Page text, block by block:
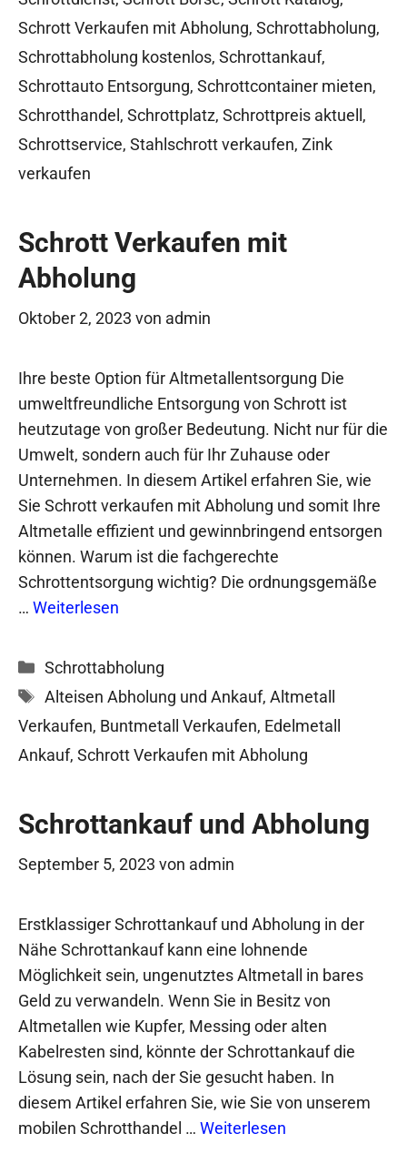
Schrott Verkaufen mit Abholung, Schrottabholung,
Schrottabholung kostenlos, Schrottankauf,
Schrottauto Entsorgung, Schrottcontainer mieten,
Schrotthandel , Schrottplatz, Schrottpreis aktuell ,
Schrottservice, Stahlschrott verkaufen, Zink
verkaufen
Schrott Verkaufen mit
Abholung
Oktober 2, 2023 von admin
Ihre beste Option für Altmetallentsorgung Die
umweltfreundliche Entsorgung von Schrott ist
heutzutage von großer Bedeutung. Nicht nur für die
Umwelt, sondern auch für Ihr Zuhause oder
Unternehmen. In diesem Artikel erfahren Sie, wie
Sie Schrott verkaufen mit Abholung und somit Ihre
Altmetalle effizient und gewinnbringend entsorgen
können. Warum ist die fachgerechte
Schrottentsorgung wichtig? Die ordnungsgemäße
… Weiterlesen
Kategorien
Schrottabholung
Schlagwörter
Alteisen Abholung und Ankauf, Altmetall
Verkaufen, Buntmetall Verkaufen, Edelmetall
Ankauf, Schrott Verkaufen mit Abholung
Schrottankauf und Abholung
September 5, 2023 von admin
Erstklassiger Schrottankauf und Abholung in der
Nähe Schrottankauf kann eine lohnende
Möglichkeit sein, ungenutztes Altmetall in bares
Geld zu verwandeln. Wenn Sie in Besitz von
Altmetallen wie Kupfer, Messing oder alten
Kabelresten sind, könnte der Schrottankauf die
Lösung sein, nach der Sie gesucht haben. In
diesem Artikel erfahren Sie, wie Sie von unserem
mobilen Schrotthandel … Weiterlesen